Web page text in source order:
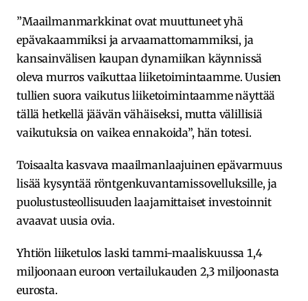
”Maailmanmarkkinat ovat muuttuneet yhä
epävakaammiksi ja arvaamattomammiksi, ja
kansainvälisen kaupan dynamiikan käynnissä
oleva murros vaikuttaa liiketoimintaamme. Uusien
tullien suora vaikutus liiketoimintaamme näyttää
tällä hetkellä jäävän vähäiseksi, mutta välillisiä
vaikutuksia on vaikea ennakoida”, hän totesi.
Toisaalta kasvava maailmanlaajuinen epävarmuus
lisää kysyntää röntgenkuvantamissovelluksille, ja
puolustusteollisuuden laajamittaiset investoinnit
avaavat uusia ovia.
Yhtiön liiketulos laski tammi-maaliskuussa 1,4
miljoonaan euroon vertailukauden 2,3 miljoonasta
eurosta.